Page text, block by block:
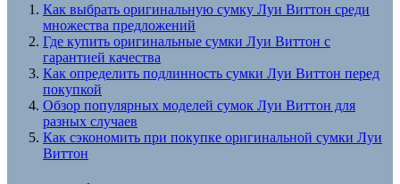
Как выбрать оригинальную сумку Луи Виттон среди
множества предложений
Где купить оригинальные сумки Луи Виттон с
гарантией качества
Как определить подлинность сумки Луи Виттон перед
покупкой
Обзор популярных моделей сумок Луи Виттон для
разных случаев
Как сэкономить при покупке оригинальной сумки Луи
Виттон